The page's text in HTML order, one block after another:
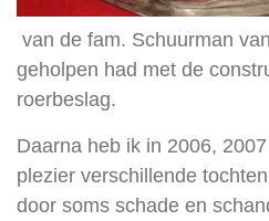
van de fam. Schuurman van
geholpen had met de
roerbeslag.
Daarna heb ik in 2006,
plezier verschillende
door soms schade en